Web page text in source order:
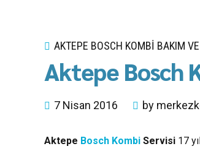
AKTEPE BOSCH KOMBI BAKIM
Aktepe Bosch
7 Nisan 2016 by
Aktepe Bosch Kombi Servisi 17